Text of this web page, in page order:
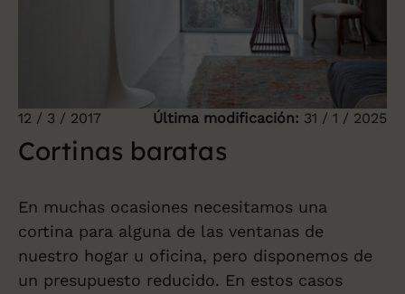
12 / 3 / 2017 Última modificación: 31 / 1 / 2025
Cortinas baratas
En muchas ocasiones necesitamos una
cortina para alguna de las ventanas de
nuestro hogar u oficina, pero disponemos de
un presupuesto reducido. En estos casos